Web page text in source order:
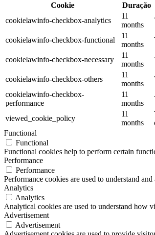
Cookie
Duração
cookielawinfo-checkbox-analytics
11
months
cookielawinfo-checkbox-functional
11
months
cookielawinfo-checkbox-necessary
11
months
cookielawinfo-checkbox-others
11
months
cookielawinfo-checkbox-
performance
11
months
viewed_cookie_policy
11
months
Functional
Functional
Functional cookies help to perform certain
Performance
Performance
Performance cookies are used to understand
Analytics
Analytics
Analytical cookies are used to understand how
Advertisement
Advertisement